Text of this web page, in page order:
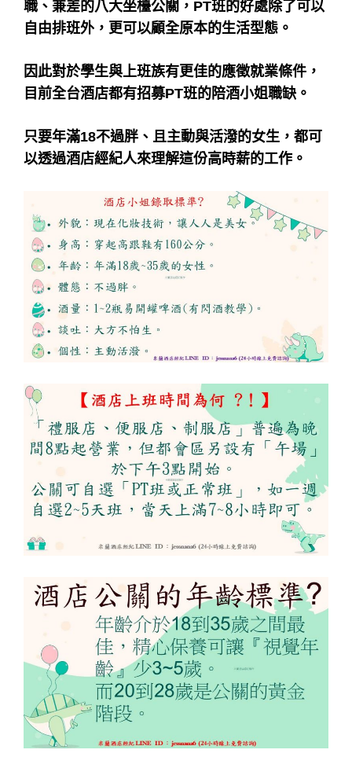
職、兼差的八大坐檯公關，PT班的好處除了可以
自由排班外，更可以顧全原本的生活型態。
因此對於學生與上班族有更佳的應徵就業條件，
目前全台酒店都有招募PT班的陪酒小姐職缺。
只要年滿18不過胖、且主動與活潑的女生，都可
以透過酒店經紀人來理解這份高時薪的工作。